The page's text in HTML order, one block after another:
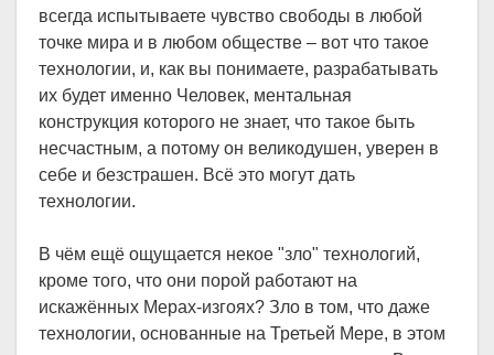
всегда испытываете чувство свободы в любой
точке мира и в любом обществе – вот что такое
технологии, и, как вы понимаете, разрабатывать
их будет именно Человек, ментальная
конструкция которого не знает, что такое быть
несчастным, а потому он великодушен, уверен в
себе и безстрашен. Всё это могут дать
технологии.
В чём ещё ощущается некое "зло" технологий,
кроме того, что они порой работают на
искажённых Мерах-изгоях? Зло в том, что даже
технологии, основанные на Третьей Мере, в этом